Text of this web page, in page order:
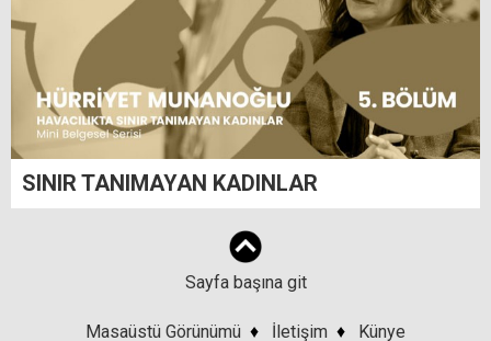
SINIR TANIMAYAN KADINLAR
Sayfa başına git
Masaüstü Görünümü ♦ İletişim ♦ Künye